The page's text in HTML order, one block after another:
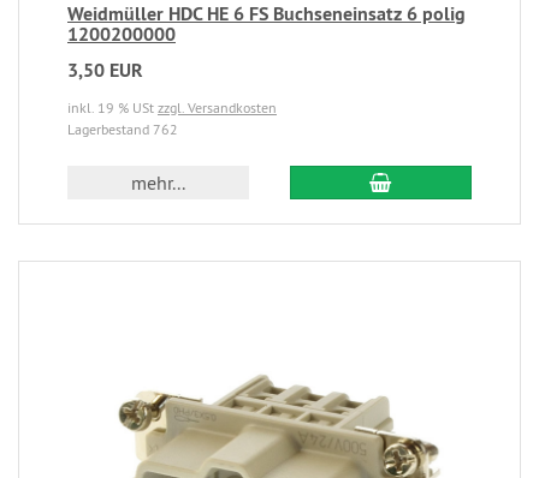
Weidmüller HDC HE 6 FS Buchseneinsatz 6 polig
1200200000
3,50 EUR
inkl. 19 % USt zzgl. Versandkosten
Lagerbestand 762
mehr...